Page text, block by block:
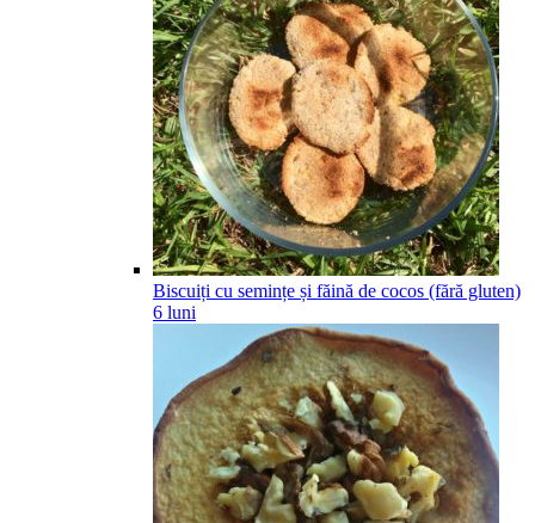
Biscuiți cu semințe și făină de cocos (fără gluten)
6 luni